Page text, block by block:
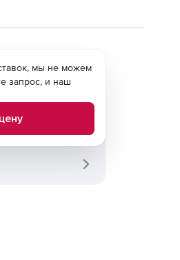
мы не можем
запрос, и наш